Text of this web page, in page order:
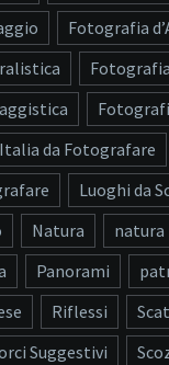
Fotografia
Italia da Fotografare
Luoghi da
Natura
Panorami
Riflessi
Suggestivi